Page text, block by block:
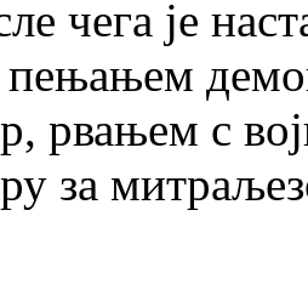
чега је
пењањем
рвањем с
за